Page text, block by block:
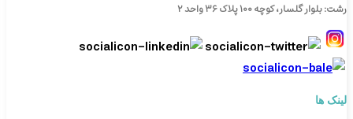
رشت: بلوار گلسار، کوچه ۱۰۰ پلاک ۳۶ واحد ۲
لینک ها